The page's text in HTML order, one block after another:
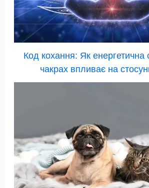
Код кохання: Як енергетична
чакрах впливає на